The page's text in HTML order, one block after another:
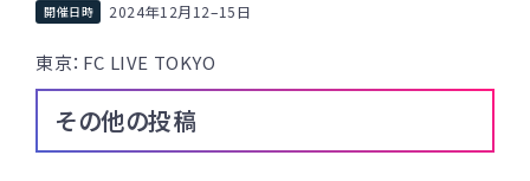
2024年12月12–15日
東京：FC LIVE TOKYO
その他の投稿